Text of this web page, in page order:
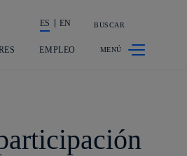
La acción en accionistas e inversores
ES EN BUSCAR
EMPLEO